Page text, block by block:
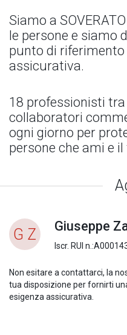
Siamo a
le persone e siamo
punto di
assicurativa.
18 professionisti
collaboratori
ogni giorno per
persone che ami e
G Z Giuseppe
Iscr. RUI
Non esitare a contattarci, la
tua disposizione per fornirti
esigenza assicurativa.